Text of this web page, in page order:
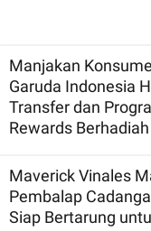
Manjakan
Garuda Indonesia
Transfer dan
Rewards
Maverick Vinales
Pembalap
Siap Bertarung